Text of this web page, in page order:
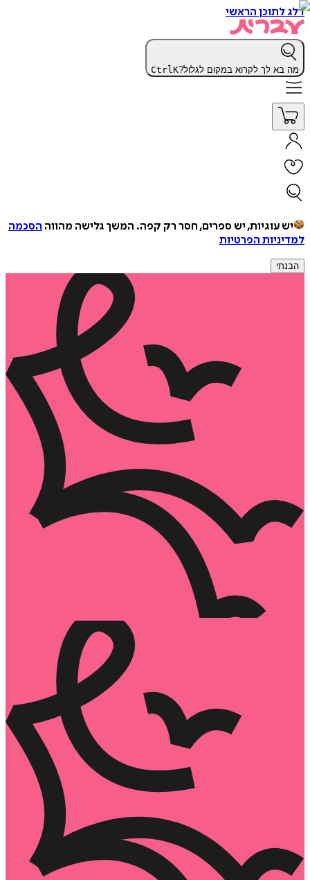
דלג לתוכן הראשי
מה בא לך לקרוא במקום לגלול? CtrlK
יש עוגיות, יש ספרים, חסר רק קפה. המשך גלישה מהווה הסכמה
למדיניות הפרטיות
הבנתי